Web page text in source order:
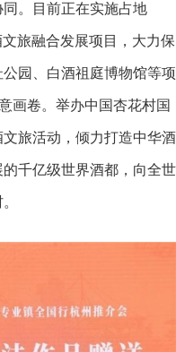
。目前正在实施占地
旅融合发展项目，大力保
园、白酒祖庭博物馆等项
画卷。举办中国杏花村国
旅活动，倾力打造中华酒
千亿级世界酒都，向全世